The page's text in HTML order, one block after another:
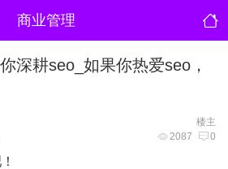
商业管理
深耕seo_如果你热爱seo，
楼主
2087 0